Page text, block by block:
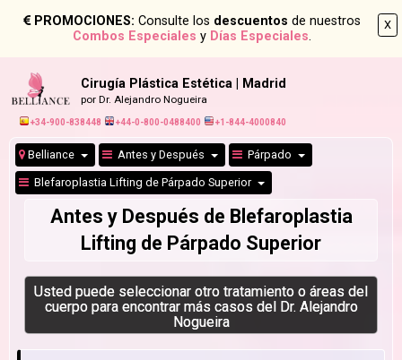
X
PROMOCIONES: Consulte los descuentos de nuestros
Combos Especiales y Días Especiales.
Cirugía Plástica Estética | Madrid
por Dr. Alejandro Nogueira
+34-900-838448 +44-0-800-0488400 +1-844-4000840
Belliance Antes y Después Párpado
Blefaroplastia Lifting de Párpado Superior
Antes y Después de Blefaroplastia
Lifting de Párpado Superior
Usted puede seleccionar otro tratamiento o áreas del
cuerpo para encontrar más casos del Dr. Alejandro
Nogueira